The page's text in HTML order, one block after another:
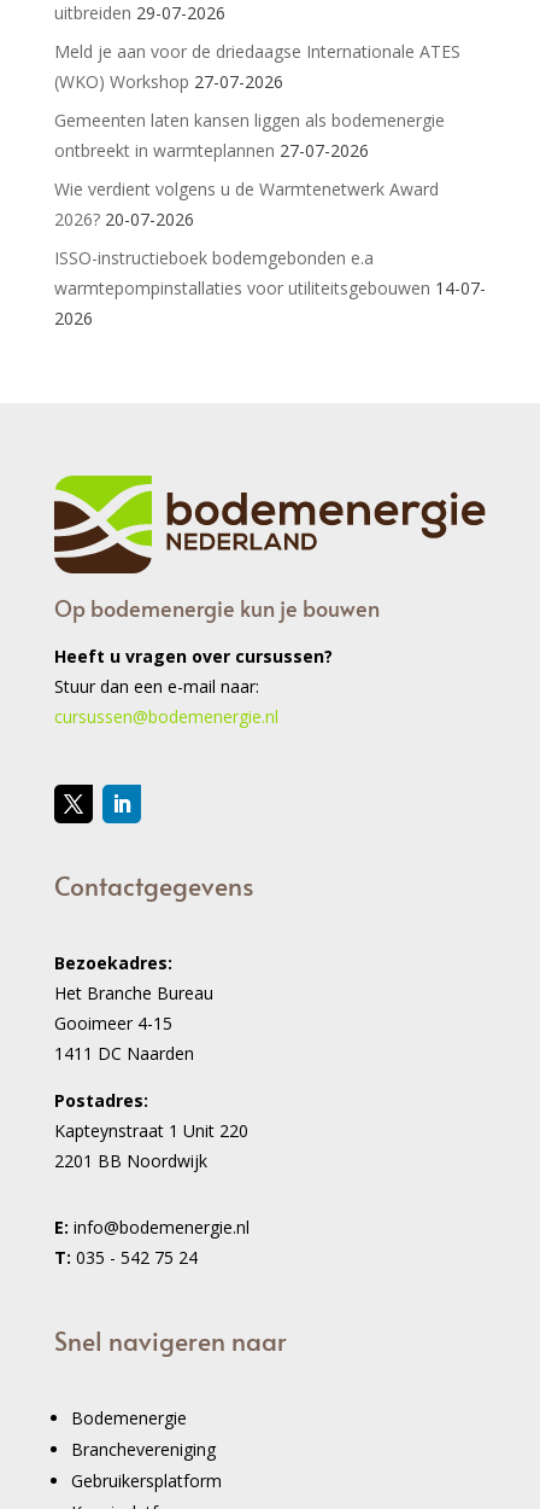
uitbreiden 29-07-2026
Meld je aan voor de driedaagse Internationale ATES
(WKO) Workshop 27-07-2026
Gemeenten laten kansen liggen als bodemenergie
ontbreekt in warmteplannen 27-07-2026
Wie verdient volgens u de Warmtenetwerk Award
2026? 20-07-2026
ISSO-instructieboek bodemgebonden e.a
warmtepompinstallaties voor utiliteitsgebouwen 14-07-
2026
Op bodemenergie kun je bouwen
Heeft u vragen over cursussen?
Stuur dan een e-mail naar:
cursussen@bodemenergie.nl
Contactgegevens
Bezoekadres:
Het Branche Bureau
Gooimeer 4-15
1411 DC Naarden
Postadres:
Kapteynstraat 1 Unit 220
2201 BB Noordwijk
E: info@bodemenergie.nl
T: 035 - 542 75 24
Snel navigeren naar
Bodemenergie
Branchevereniging
Gebruikersplatform